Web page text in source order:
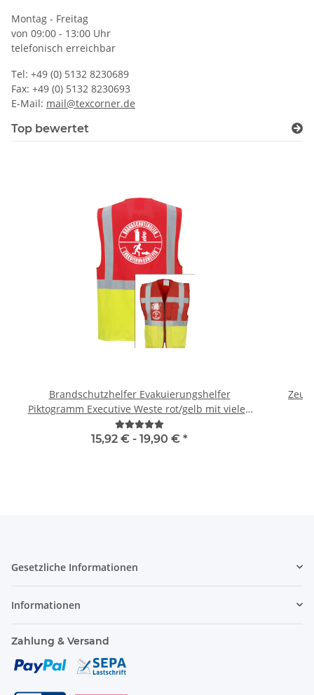
Montag - Freitag
von 09:00 - 13:00 Uhr
telefonisch erreichbar
Tel: +49 (0) 5132 8230689
Fax: +49 (0) 5132 8230693
E-Mail: mail@texcorner.de
Top bewertet
Brandschutzhelfer Evakuierungshelfer
Piktogramm Executive Weste rot/gelb mit vielen
Taschen S-3XL
15,92 € - 19,90 € *
Gesetzliche Informationen
Informationen
Zahlung & Versand